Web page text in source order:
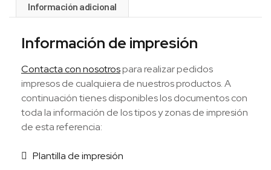
Información adicional
Información de impresión
Contacta con nosotrospara realizar pedidos
impresos de cualquiera de nuestros productos. A
continuación tienes disponibles los documentos con
toda la información de los tipos y zonas de impresión
de esta referencia:
Plantilla de impresión